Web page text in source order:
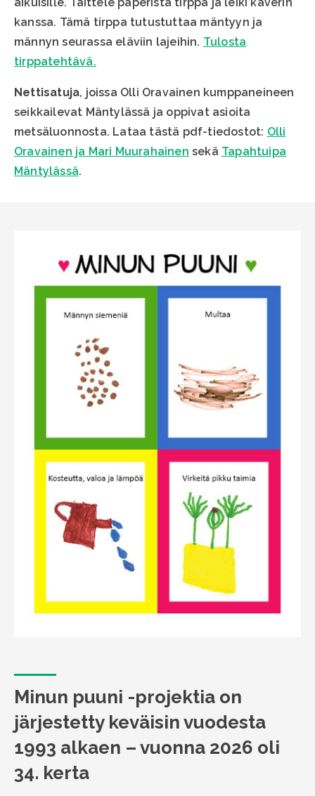
kanssa. Tämä tirppa tutustuttaa mäntyyn ja
männyn seurassa eläviin lajeihin. Tulosta
tirppatehtävä.
Nettisatuja, joissa Olli Oravainen kumppaneineen
seikkailevat Mäntylässä ja oppivat asioita
metsäluonnosta. Lataa tästä pdf-tiedostot: Olli
Oravainen ja Mari Muurahainen sekä Tapahtuipa
Mäntylässä.
Minun puuni -projektia on
järjestetty keväisin vuodesta
1993 alkaen – vuonna 2026 oli
34. kerta